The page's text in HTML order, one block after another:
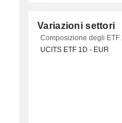
Variazioni settori
Composizione degli ETF
UCITS ETF 1D - EUR